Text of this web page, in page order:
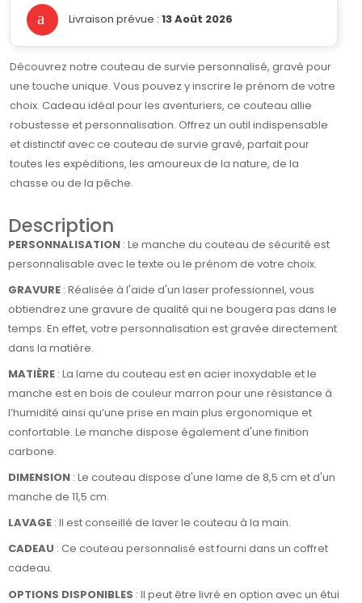
Livraison prévue : 13 Août 2026
Découvrez notre couteau de survie personnalisé, gravé pour
une touche unique. Vous pouvez y inscrire le prénom de votre
choix. Cadeau idéal pour les aventuriers, ce couteau allie
robustesse et personnalisation. Offrez un outil indispensable
et distinctif avec ce couteau de survie gravé, parfait pour
toutes les expéditions, les amoureux de la nature, de la
chasse ou de la pêche.
Description
PERSONNALISATION : Le manche du couteau de sécurité est
personnalisable avec le texte ou le prénom de votre choix.
GRAVURE : Réalisée à l'aide d'un laser professionnel, vous
obtiendrez une gravure de qualité qui ne bougera pas dans le
temps. En effet, votre personnalisation est gravée directement
dans la matière.
MATIÈRE : La lame du couteau est en acier inoxydable et le
manche est en bois de couleur marron pour une résistance à
l’humidité ainsi qu’une prise en main plus ergonomique et
confortable. Le manche dispose également d'une finition
carbone.
DIMENSION : Le couteau dispose d'une lame de 8,5 cm et d'un
manche de 11,5 cm.
LAVAGE : Il est conseillé de laver le couteau à la main.
CADEAU : Ce couteau personnalisé est fourni dans un coffret
cadeau.
OPTIONS DISPONIBLES : Il peut être livré en option avec un étui